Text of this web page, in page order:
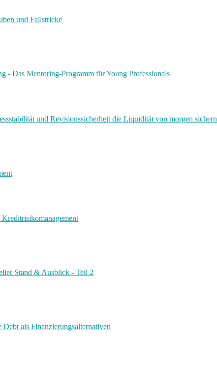
und Fallstricke
Das Mentoring-Programm für Young Professionals
und Revisionssicherheit die Liquidität von morgen sichern
Stand & Ausblick - Teil 2
als Finanzierungsalternativen